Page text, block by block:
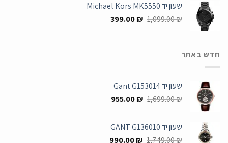
היה:
1,299.00 ₪.
הוא:
545.00 ₪.
שעון יד Michael Kors MK5550
1,099.00₪
המחיר
399.00₪
המחיר
חדש באתר
שעון יד Gant G153014
1,699.00₪
המחיר
1,699.00 ₪.
955.00₪
המחיר
955.00 ₪.
שעון יד GANT G136010
1,749.00₪
המחיר
990.00₪
המחיר